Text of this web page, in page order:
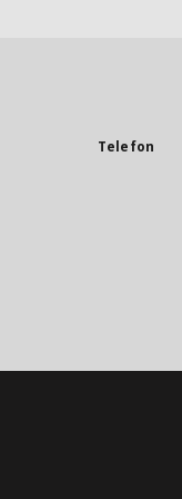
Telefon